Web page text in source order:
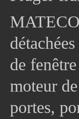
MATECO
de
moteur
portes,